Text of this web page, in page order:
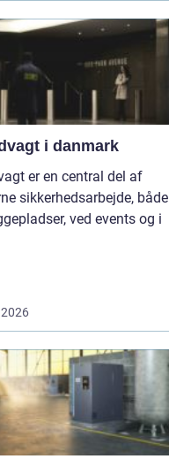
i danmark
er en central del af
sikkerhedsarbejde, både
ved events og i